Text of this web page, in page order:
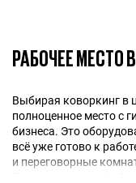
РАБОЧЕЕ МЕСТО
Выбирая коворкинг в
полноценное место с
бизнеса. Это
всё уже готово к
и переговорные